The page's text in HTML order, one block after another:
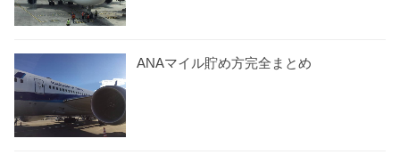
ANAマイル貯め方完全まとめ